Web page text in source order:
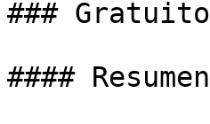
### Gratuito
#### Resumen